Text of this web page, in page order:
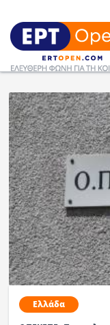
Ειδήσεις
Ελλάδα
Ελλάδα